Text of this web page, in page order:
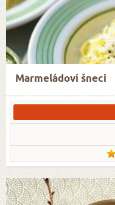
Marmeládoví šneci